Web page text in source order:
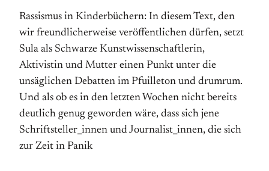
Rassismus in Kinderbüchern: In diesem Text, den
wir freundlicherweise veröffentlichen dürfen, setzt
Sula als Schwarze Kunstwissenschaftlerin,
Aktivistin und Mutter einen Punkt unter die
unsäglichen Debatten im Pfuilleton und drumrum.
Und als ob es in den letzten Wochen nicht bereits
deutlich genug geworden wäre, dass sich jene
Schriftsteller_innen und Journalist_innen, die sich
zur Zeit in Panik